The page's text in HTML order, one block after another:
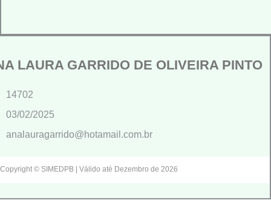
LAURA GARRIDO DE OLIVEIRA PINTO
14702
03/02/2025
analauragarrido@hotamail.com.br
Copyright © SIMEDPB | Válido até Dezembro de 2026